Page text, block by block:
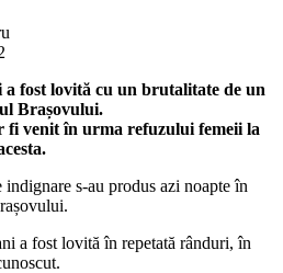
a fost lovită cu un brutalitate de un
Brașovului.
fi venit în urma refuzului femeii la
indignare s-au produs azi noapte în
a fost lovită în repetată rânduri, în